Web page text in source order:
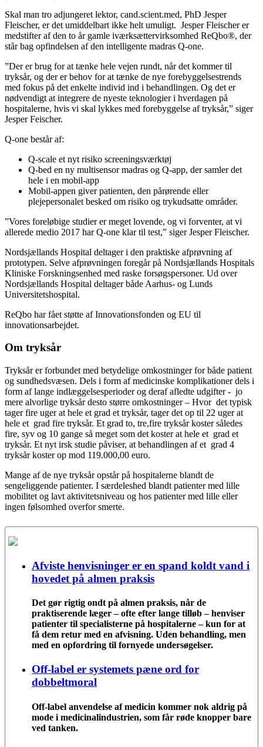
Skal man tro adjungeret lektor, cand.scient.med, PhD Jesper
Fleischer, er det umiddelbart ikke helt umuligt. Jesper Fleischer er
medstifter af den to år gamle iværksættervirksomhed ReQbo®, der
står bag opfindelsen af den intelligente madras Q-one.
”Der er brug for at tænke hele vejen rundt, når det kommer til
tryksår, og der er behov for at tænke de nye forebyggelsestrends
med fokus på det enkelte individ ind i behandlingen. Og det er
nødvendigt at integrere de nyeste teknologier i hverdagen på
hospitalerne, hvis vi skal lykkes med forebyggelse af tryksår,” siger
Jesper Feischer.
Q-one består af:
Q-scale et nyt risiko screeningsværktøj
Q-bed en ny multisensor madras og Q-app, der samler det
hele i en mobil-app
Mobil-appen giver patienten, den pårørende eller
plejepersonalet besked om risiko og trykudsatte områder.
”Vores foreløbige studier er meget lovende, og vi forventer, at vi
allerede medio 2017 har Q-one klar til test,” siger Jesper Fleischer.
Nordsjællands Hospital deltager i den praktiske afprøvning af
prototypen. Selve afprøvningen foregår på Nordsjællands Hospitals
Kliniske Forskningsenhed med raske forsøgspersoner. Ud over
Nordsjællands Hospital deltager både Aarhus- og Lunds
Universitetshospital.
ReQbo har fået støtte af Innovationsfonden og EU til
innovationsarbejdet.
Om tryksår
Tryksår er forbundet med betydelige omkostninger for både patient
og sundhedsvæsen. Dels i form af medicinske komplikationer dels i
form af lange indlæggelsesperioder og deraf afledte udgifter - jo
mere alvorlige tryksår desto større omkostninger – Hvor det typisk
tager fire uger at hele et grad et tryksår, tager det op til 22 uger at
hele et grad fire tryksår. Et grad to, tre,fire tryksår koster således
fire, syv og 10 gange så meget som det koster at hele et grad et
tryksår. Et nyt irsk studie påviser, at behandlingen af et grad 4
tryksår koster op mod 119.000,00 euro.
Mange af de nye tryksår opstår på hospitalerne blandt de
sengeliggende patienter. I særdeleshed blandt patienter med lille
mobilitet og lavt aktivitetsniveau og hos patienter med lille eller
ingen følsomhed overfor smerte.
Afviste henvisninger er en spand koldt vand i
hovedet på almen praksis
Det gør rigtig ondt på almen praksis, når de
praktiserende læger – ofte efter lange tilløb – henviser
patienter til specialisterne på hospitalerne – kun for at
få dem retur med en afvisning. Uden behandling, men
med en opfordring til fornyede undersøgelser.
Off-label er systemets pæne ord for
dobbeltmoral
Off-label anvendelse af medicin kommer nok aldrig på
mode i medicinalindustrien, som får røde knopper bare
ved tanken.